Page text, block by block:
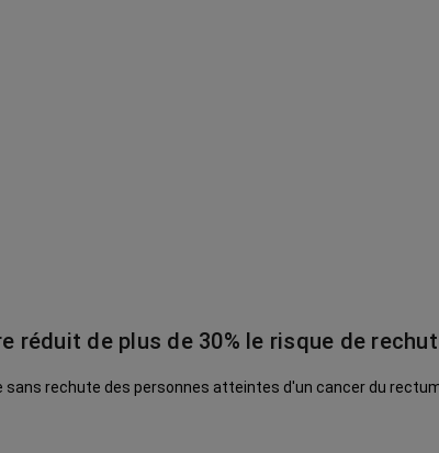
réduit de plus de 30% le risque de
rechute des personnes atteintes d'un cancer du